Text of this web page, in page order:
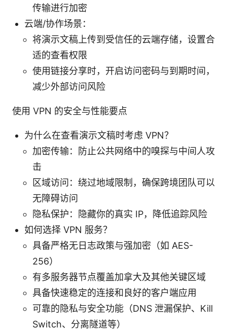
传输进行加密
云端/协作场景：
将演示文稿上传到受信任的云端存储，设置合
适的查看权限
使用链接分享时，开启访问密码与到期时间，
减少外部访问风险
使用 VPN 的安全与性能要点
为什么在查看演示文稿时考虑 VPN？
加密传输：防止公共网络中的嗅探与中间人攻
击
区域访问：绕过地域限制，确保跨境团队可以
无障碍访问
隐私保护：隐藏你的真实 IP，降低追踪风险
如何选择 VPN 服务？
具备严格无日志政策与强加密（如 AES-
256）
有多服务器节点覆盖加拿大及其他关键区域
具备快速稳定的连接和良好的客户端应用
可靠的隐私与安全功能（DNS 泄漏保护、Kill
Switch、分离隧道等）